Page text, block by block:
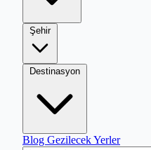
Şehir
Destinasyon
Blog Gezilecek Yerler